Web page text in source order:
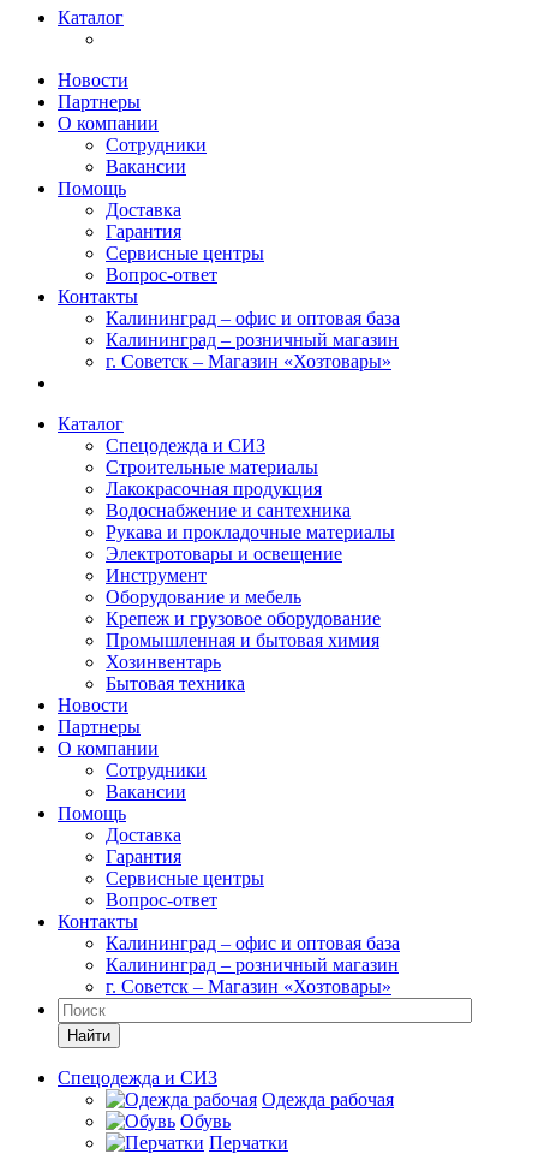
Каталог
Новости
Партнеры
О компании
Сотрудники
Вакансии
Помощь
Доставка
Гарантия
Сервисные центры
Вопрос-ответ
Контакты
Калининград – офис и оптовая база
Калининград – розничный магазин
г. Советск – Магазин «Хозтовары»
Каталог
Спецодежда и СИЗ
Строительные материалы
Лакокрасочная продукция
Водоснабжение и сантехника
Рукава и прокладочные материалы
Электротовары и освещение
Инструмент
Оборудование и мебель
Крепеж и грузовое оборудование
Промышленная и бытовая химия
Хозинвентарь
Бытовая техника
Новости
Партнеры
О компании
Сотрудники
Вакансии
Помощь
Доставка
Гарантия
Сервисные центры
Вопрос-ответ
Контакты
Калининград – офис и оптовая база
Калининград – розничный магазин
г. Советск – Магазин «Хозтовары»
Найти
Спецодежда и СИЗ
Одежда рабочая
Обувь
Перчатки